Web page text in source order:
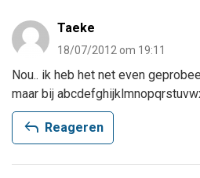
Taeke
18/07/2012 om 19:11
Nou.. ik heb het net even
maar bij
reply Reageren